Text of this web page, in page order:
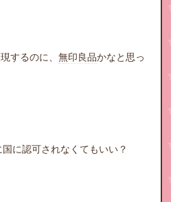
するのに、 無印良品かなと思っ
に認可されなくてもいい？